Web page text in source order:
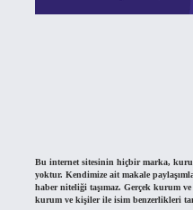
Bu internet sitesinin hiçbir marka,
yoktur. Kendimize ait makale
haber niteliği taşımaz. Gerçek kurum
kurum ve kişiler ile isim benzerlikleri